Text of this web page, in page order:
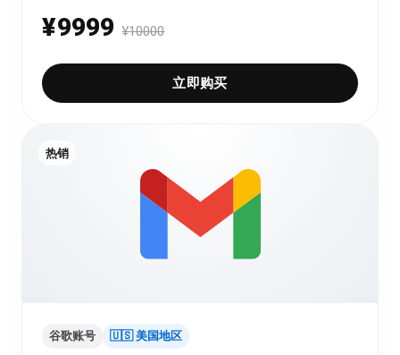
¥9999 ¥10000
立即购买
热销
谷歌账号 🇺🇸 美国地区